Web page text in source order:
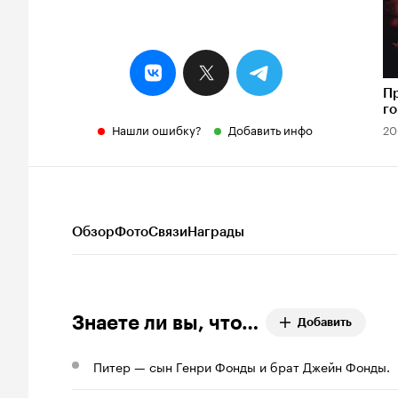
Нашли ошибку? Добавить инфо
ОбзорФотоСвязиНаграды
Знаете ли вы, что… Добавить
Питер — сын Генри Фонды и брат Джейн Фонды.